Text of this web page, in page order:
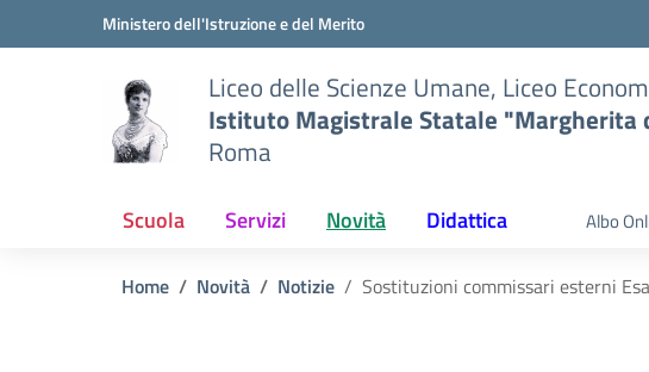
Vai ai contenuti
Vai al menu di navigazioneMinistero dell'Istruzione e del Merito
Liceo delle Scienze Umane, Liceo
Istituto Magistrale Statale "Margherita
Roma
Scuola Servizi Novità Didattica Albo
Home Novità Notizie Sostituzioni commissari esterni